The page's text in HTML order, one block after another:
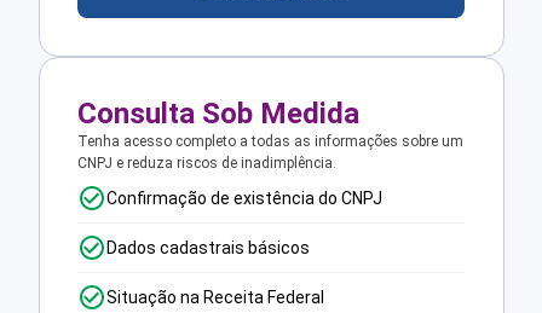
Consulta Sob Medida
Tenha acesso completo a todas as informações sobre um
CNPJ e reduza riscos de inadimplência.
Confirmação de existência do CNPJ
Dados cadastrais básicos
Situação na Receita Federal